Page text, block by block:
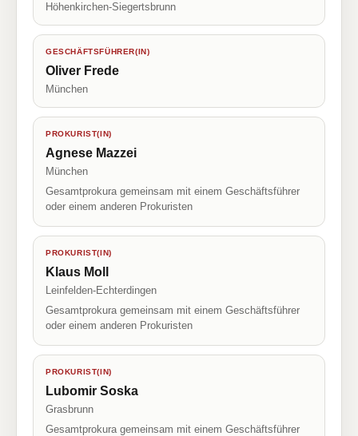
Höhenkirchen-Siegertsbrunn
GESCHÄFTSFÜHRER(IN)
Oliver Frede
München
PROKURIST(IN)
Agnese Mazzei
München
Gesamtprokura gemeinsam mit einem Geschäftsführer
oder einem anderen Prokuristen
PROKURIST(IN)
Klaus Moll
Leinfelden-Echterdingen
Gesamtprokura gemeinsam mit einem Geschäftsführer
oder einem anderen Prokuristen
PROKURIST(IN)
Lubomir Soska
Grasbrunn
Gesamtprokura gemeinsam mit einem Geschäftsführer